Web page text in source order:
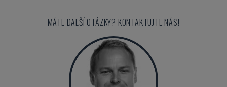
MÁTE DALŠÍ OTÁZKY? KONTAKTUJTE NÁS!